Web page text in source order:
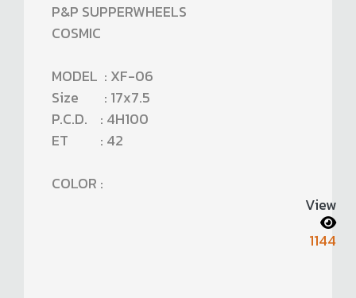
P&P SUPPERWHEELS
COSMIC
MODEL : XF-06
Size : 17x7.5
P.C.D. : 4H100
ET : 42
COLOR :
View
1144